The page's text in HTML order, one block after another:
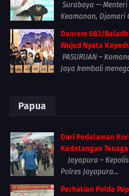
Surabaya —
Keamanan, Djamari
Danrem 083/
Wujud Nyata
PASURUAN –
Jaya kembali
Papua
Dari Pedalaman
Kedatangan
Jayapura –
Polres Jayapura...
Perhatian Polda